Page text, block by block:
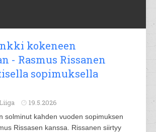
kokeneen
- Rasmus Rissanen
sopimuksella
Liiga 19.5.2026
solminut kahden vuoden sopimuksen
Rissasen kanssa. Rissanen siirtyy